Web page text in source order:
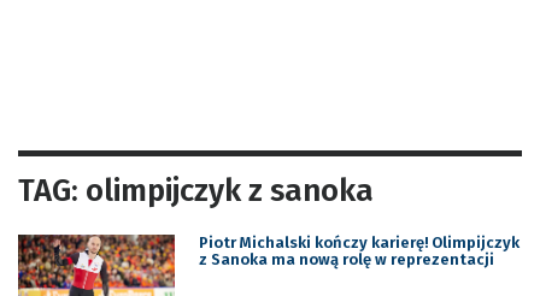
TAG: olimpijczyk z sanoka
Piotr Michalski kończy karierę! Olimpijczyk
z Sanoka ma nową rolę w reprezentacji